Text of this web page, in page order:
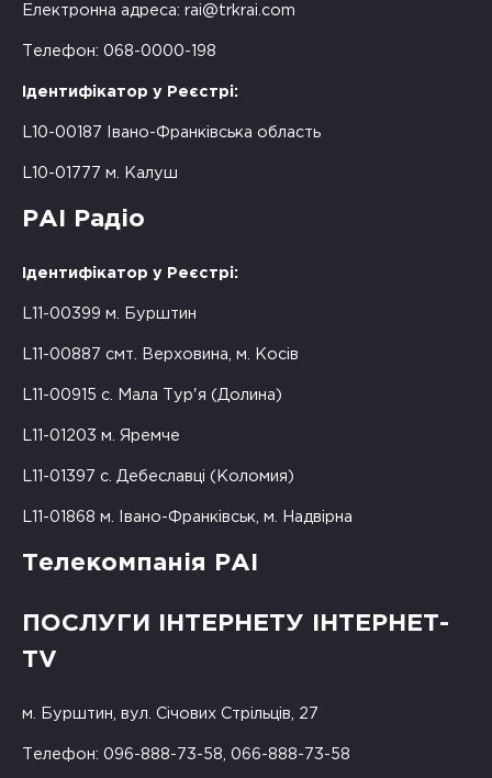
Електронна адреса: rai@trkrai.com
Телефон: 068-0000-198
Ідентифікатор у Реєстрі:
L10-00187 Івано-Франківська область
L10-01777 м. Калуш
РАІ Радіо
Ідентифікатор у Реєстрі:
L11-00399 м. Бурштин
L11-00887 смт. Верховина, м. Косів
L11-00915 с. Мала Тур'я (Долина)
L11-01203 м. Яремче
L11-01397 с. Дебеславці (Коломия)
L11-01868 м. Івано-Франківськ, м. Надвірна
Телекомпанія РАІ
ПОСЛУГИ ІНТЕРНЕТУ ІНТЕРНЕТ-
TV
м. Бурштин, вул. Січових Стрільців, 27
Телефон: 096-888-73-58, 066-888-73-58